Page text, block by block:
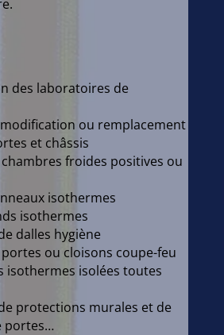
des laboratoires de
ou remplacement
et châssis
froides positives ou
isothermes
isothermes
dalles hygiène
ou cloisons coupe-feu
isothermes isolées toutes
protections murales et de
portes…